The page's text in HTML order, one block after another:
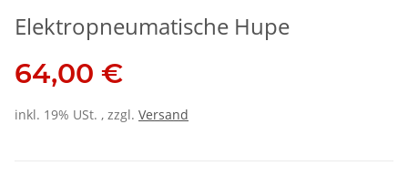
Elektropneumatische Hupe
64,00 €
inkl. 19% USt. , zzgl. Versand